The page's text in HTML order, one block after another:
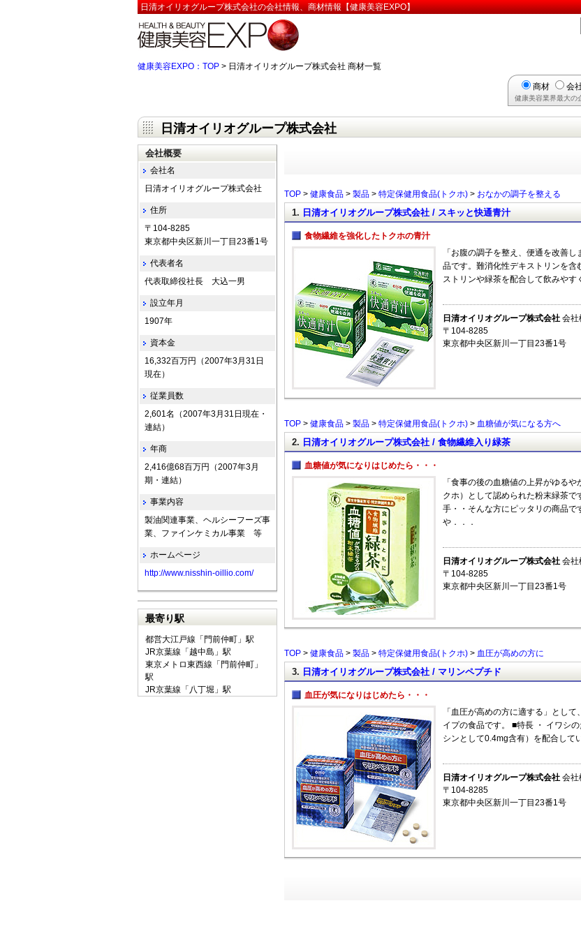
日清オイリオグループ株式会社の会社情報、商材情報【健康美容EXPO】
健康美容EXPO：TOP > 日清オイリオグループ株式会社 商材一覧
商材 会
健康美容業界最大の
日清オイリオグループ株式会社
TOP > 健康食品 > 製品 > 特定保健用食品(トクホ) > おなかの調子を整える
1. 日清オイリオグループ株式会社 / スキッと快通青汁
食物繊維を強化したトクホの青汁
「お腹の調子を整え、便通を改善
品です。難消化性デキストリンを含
ストリンや緑茶を配合して飲みやす
日清オイリオグループ株式会社 会社
〒104-8285
東京都中央区新川一丁目23番1号
TOP > 健康食品 > 製品 > 特定保健用食品(トクホ) > 血糖値が気になる方へ
2. 日清オイリオグループ株式会社 / 食物繊維入り緑茶
血糖値が気になりはじめたら・・・
「食事の後の血糖値の上昇がゆる
クホ）として認められた粉末緑茶
手・・そんな方にピッタリの商品
や．．．
日清オイリオグループ株式会社 会社
〒104-8285
東京都中央区新川一丁目23番1号
TOP > 健康食品 > 製品 > 特定保健用食品(トクホ) > 血圧が高めの方に
3. 日清オイリオグループ株式会社 / マリンペプチド
血圧が気になりはじめたら・・・
「血圧が高めの方に適する」とし
イプの食品です。 ■特長 ・ イワシ
シンとして0.4mg含有）を配合して
日清オイリオグループ株式会社 会社
〒104-8285
東京都中央区新川一丁目23番1号
会社概要
会社名
日清オイリオグループ株式会社
住所
〒104-8285
東京都中央区新川一丁目23番1号
代表者名
代表取締役社長 大込一男
設立年月
1907年
資本金
16,332百万円（2007年3月31日
現在）
従業員数
2,601名（2007年3月31日現在・
連結）
年商
2,416億68百万円（2007年3月
期・連結）
事業内容
製油関連事業、ヘルシーフーズ事
業、ファインケミカル事業 等
ホームページ
http://www.nisshin-oillio.com/
最寄り駅
都営大江戸線「門前仲町」駅
JR京葉線「越中島」駅
東京メトロ東西線「門前仲町」
駅
JR京葉線「八丁堀」駅